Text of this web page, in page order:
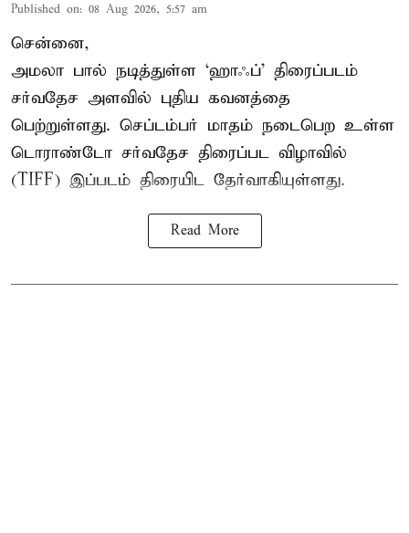
Published on: 08 Aug 2026, 5:57 am
சென்னை,
அமலா பால் நடித்துள்ள ‘ஹாஃப்’ திரைப்படம்
சர்வதேச அளவில் புதிய கவனத்தை
பெற்றுள்ளது. செப்டம்பர் மாதம் நடைபெற உள்ள
டொராண்டோ சர்வதேச திரைப்பட விழாவில்
(TIFF) இப்படம் திரையிட தேர்வாகியுள்ளது.
Read More